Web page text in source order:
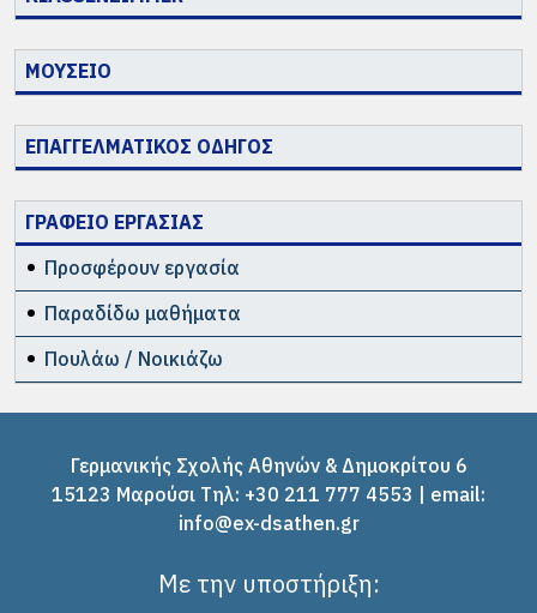
ΜΟΥΣΕΙΟ
ΕΠΑΓΓΕΛΜΑΤΙΚΟΣ ΟΔΗΓΟΣ
ΓΡΑΦΕΙΟ ΕΡΓΑΣΙΑΣ
Προσφέρουν εργασία
Παραδίδω μαθήματα
Πουλάω / Νοικιάζω
Γερμανικής Σχολής Αθηνών & Δημοκρίτου 6
15123 Μαρούσι Tηλ: +30 211 777 4553 | email:
info@ex-dsathen.gr
Με την υποστήριξη: